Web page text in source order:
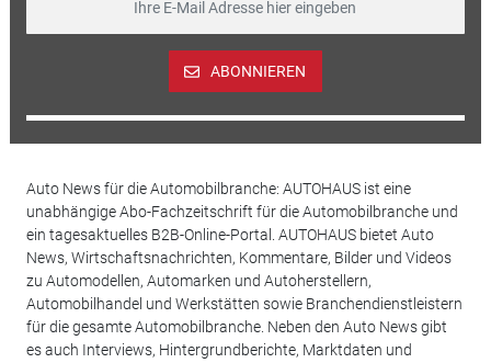
ABONNIEREN
Auto News für die Automobilbranche: AUTOHAUS ist eine
unabhängige Abo-Fachzeitschrift für die Automobilbranche und
ein tagesaktuelles B2B-Online-Portal. AUTOHAUS bietet Auto
News, Wirtschaftsnachrichten, Kommentare, Bilder und Videos
zu Automodellen, Automarken und Autoherstellern,
Automobilhandel und Werkstätten sowie Branchendienstleistern
für die gesamte Automobilbranche. Neben den Auto News gibt
es auch Interviews, Hintergrundberichte, Marktdaten und